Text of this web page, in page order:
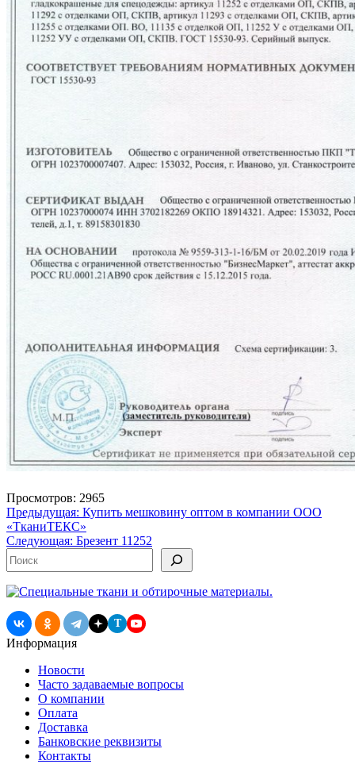
Просмотров: 2965
Навигация
по
записям
Предыдущая: Купить мешковину оптом в компании ООО
«ТканиТЕКС»
Следующая: Брезент 11252
Поиск
T
Информация
Новости
Часто задаваемые вопросы
О компании
Оплата
Доставка
Банковские реквизиты
Контакты